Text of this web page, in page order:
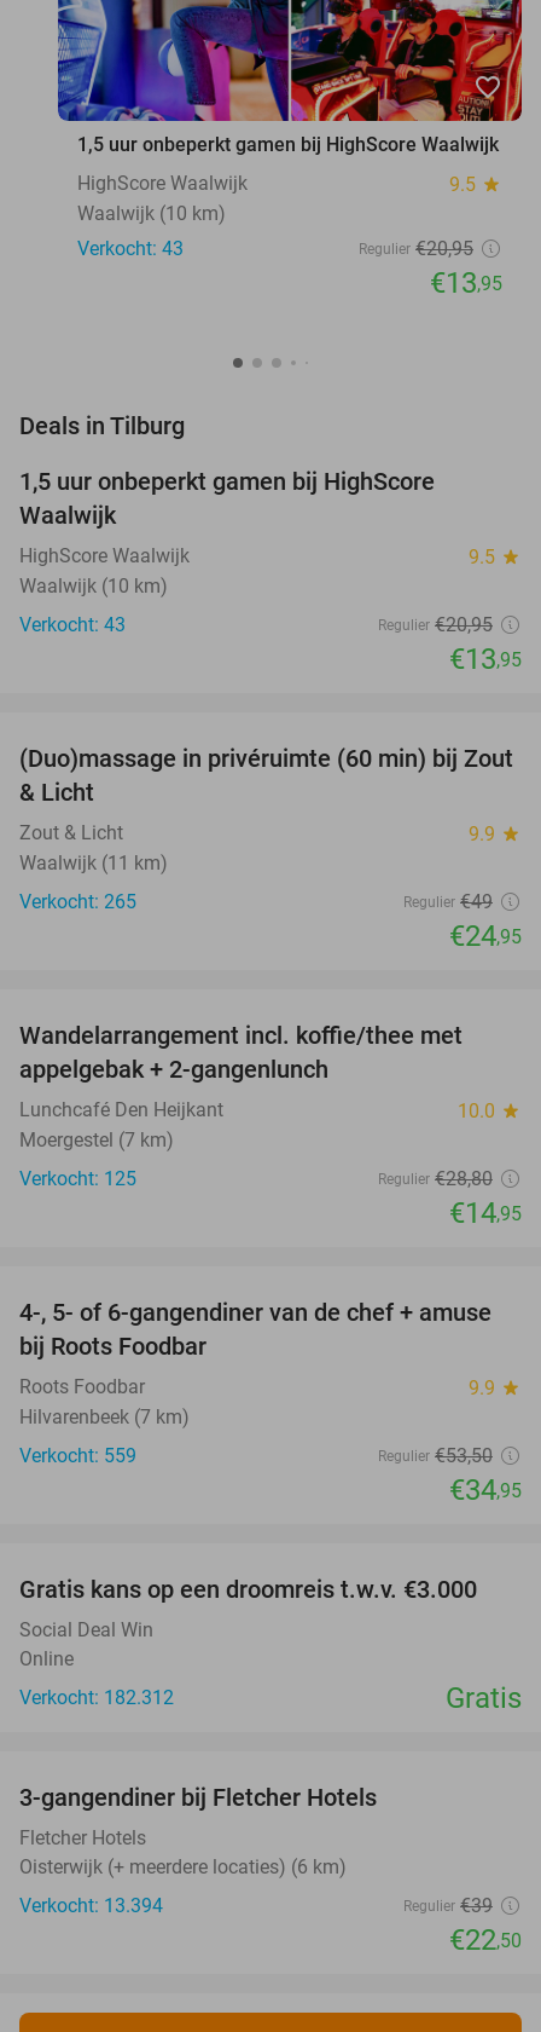
favorite_border
1,5 uur onbeperkt gamen bij HighScore Waalwijk
HighScore Waalwijk
9.5 star
Waalwijk (10 km)
Verkocht: 43
Regulier €20,95
€13,95
Deals in Tilburg
TODAY
1,5 uur onbeperkt gamen bij HighScore
Waalwijk
HighScore Waalwijk 9.5 star
Waalwijk (10 km)
Verkocht: 43
Regulier €20,95
€13,95
49%
(Duo)massage in privéruimte (60 min) bij Zout
& Licht
Zout & Licht 9.9 star
Waalwijk (11 km)
Verkocht: 265
Regulier €49
€24,95
Wandelarrangement incl. koffie/thee met
appelgebak + 2-gangenlunch
Lunchcafé Den Heijkant 10.0 star
Moergestel (7 km)
Verkocht: 125
Regulier €28,80
€14,95
35%
4-, 5- of 6-gangendiner van de chef + amuse
bij Roots Foodbar
Roots Foodbar 9.9 star
Hilvarenbeek (7 km)
Verkocht: 559
Regulier €53,50
€34,95
Gratis kans op een droomreis t.w.v. €3.000
Social Deal Win
Online
Verkocht: 182.312
Gratis
3-gangendiner bij Fletcher Hotels
Fletcher Hotels
Oisterwijk (+ meerdere locaties) (6 km)
Verkocht: 13.394
Regulier €39
€22,50